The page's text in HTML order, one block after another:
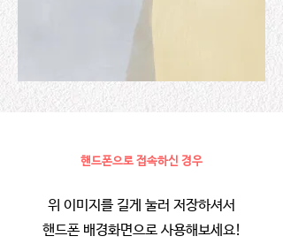
핸드폰으로 접속하신 경우
위 이미지를 길게 눌러 저장하셔서
핸드폰 배경화면으로 사용해보세요!